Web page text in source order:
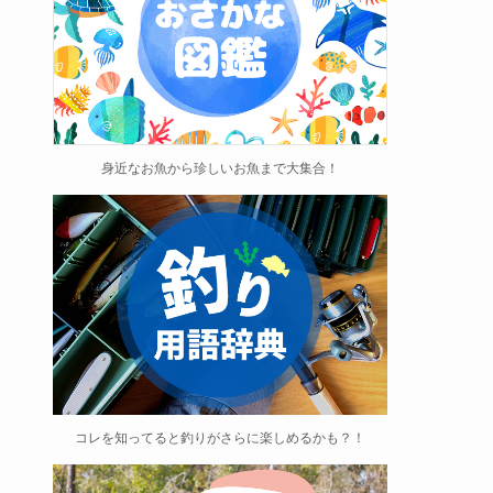
身近なお魚から珍しいお魚まで大集合！
コレを知ってると釣りがさらに楽しめるかも？！